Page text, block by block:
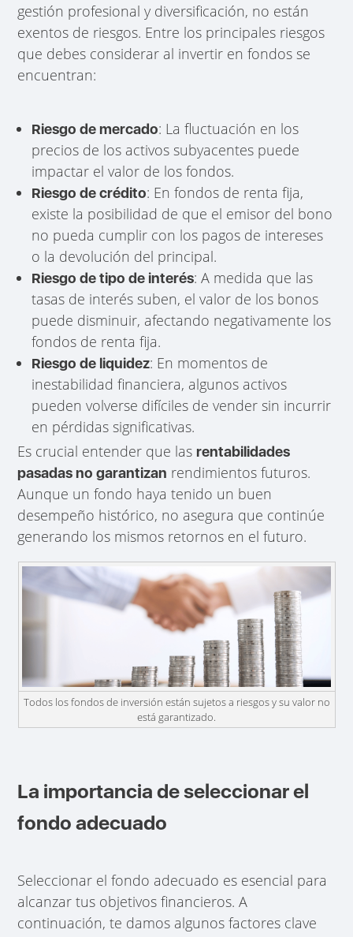
gestión profesional y diversificación, no están
exentos de riesgos. Entre los principales riesgos
que debes considerar al invertir en fondos se
encuentran:
Riesgo de mercado: La fluctuación en los
precios de los activos subyacentes puede
impactar el valor de los fondos.
Riesgo de crédito: En fondos de renta fija,
existe la posibilidad de que el emisor del bono
no pueda cumplir con los pagos de intereses
o la devolución del principal.
Riesgo de tipo de interés: A medida que las
tasas de interés suben, el valor de los bonos
puede disminuir, afectando negativamente los
fondos de renta fija.
Riesgo de liquidez: En momentos de
inestabilidad financiera, algunos activos
pueden volverse difíciles de vender sin incurrir
en pérdidas significativas.
Es crucial entender que lasrentabilidades
pasadas no garantizan rendimientos futuros.
Aunque un fondo haya tenido un buen
desempeño histórico, no asegura que continúe
generando los mismos retornos en el futuro.
Todos los fondos de inversión están sujetos a riesgos y su valor no
está garantizado.
La importancia de seleccionar el
fondo adecuado
Seleccionar el fondo adecuado es esencial para
alcanzar tus objetivos financieros. A
continuación, te damos algunos factores clave